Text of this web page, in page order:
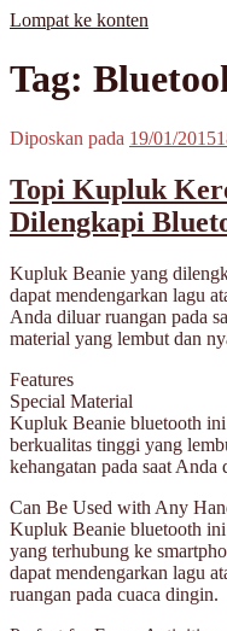
Lompat ke konten
MisterBong |
Cangklong Kaca Pyrex
misterbong | Distributor
Cangklong Kaca Pyrex
Asia | melayani Grosir Dan
| jual bong online | jual bong
kaca pyrex | cangklong |
cangklong online |
| pipes | pyrex glass | kaca
timbangan digital |
Tag:
Diposkan pada 19/01/2015
Topi Kupluk
Dilengkapi
Kupluk Beanie yang
dapat mendengarkan lagu
Anda diluar ruangan pada
material yang lembut dan
Features
Special Material
Kupluk Beanie bluetooth
berkualitas tinggi yang
kehangatan pada saat Anda
Can Be Used with Any
Kupluk Beanie bluetooth
yang terhubung ke
dapat mendengarkan lagu
ruangan pada cuaca dingin.